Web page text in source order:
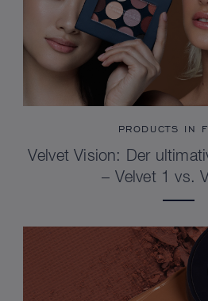
PRODUCTS IN
Velvet Vision: Der
– Velvet 1 vs.